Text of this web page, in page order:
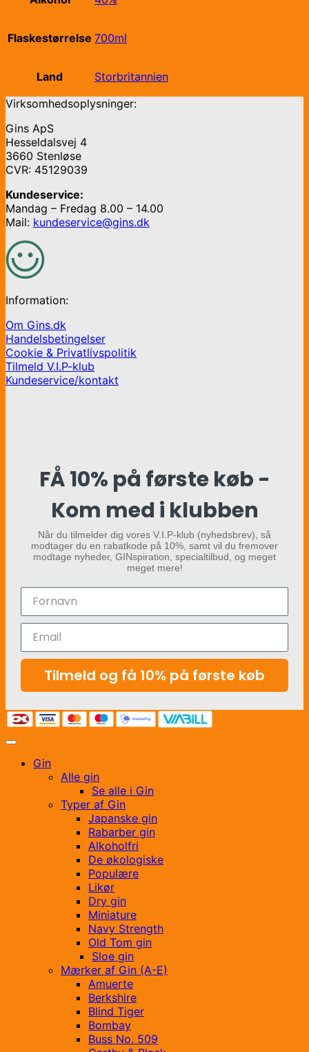
Flaskestørrelse 700ml
Land
Storbritannien
Virksomhedsoplysninger:
Gins ApS
Hesseldalsvej 4
3660 Stenløse
CVR: 45129039
Kundeservice:
Mandag – Fredag 8.00 – 14.00
Mail: kundeservice@gins.dk
Information:
Om Gins.dk
Handelsbetingelser
Cookie & Privatlivspolitik
Tilmeld V.I.P-klub
Kundeservice/kontakt
FÅ 10% på første køb -
Kom med i klubben
Når du tilmelder dig vores V.I.P-klub (nyhedsbrev), så
modtager du en rabatkode på 10%, samt vil du fremover
modtage nyheder, GINspiration, specialtilbud, og meget
meget mere!
Tilmeld og få 10% på første køb
Gin
Alle gin
Se alle i Gin
Typer af Gin
Japanske gin
Rabarber gin
Alkoholfri
De økologiske
Populære
Likør
Dry gin
Miniature
Navy Strength
Old Tom gin
Sloe gin
Mærker af Gin (A-E)
Amuerte
Berkshire
Blind Tiger
Bombay
Buss No. 509